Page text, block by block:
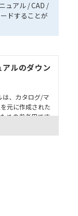
ュアル / CAD /
ドすることが
ルのダウン
は、カタログ/マ
元に作成された
めの参考用です
は十分にご配慮
用ください。
ム全体として
び本製品が全
さい。